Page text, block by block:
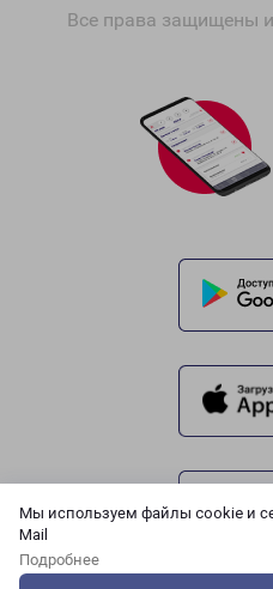
Мы используем файлы cookie и
Mail
Подробнее
Все права защищены